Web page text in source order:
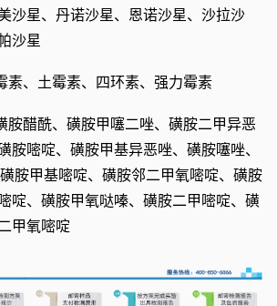
沙星、丹诺沙星、恩诺沙星、沙拉沙
沙星
素、土霉素、四环素、强力霉素
胺醋酰、磺胺甲噻二唑、磺胺二甲异恶
胺嘧啶、磺胺甲基异恶唑、磺胺噻唑、
胺甲基嘧啶、磺胺邻二甲氧嘧啶、磺胺
啶、磺胺甲氧哒嗪、磺胺二甲嘧啶、磺
甲氧嘧啶